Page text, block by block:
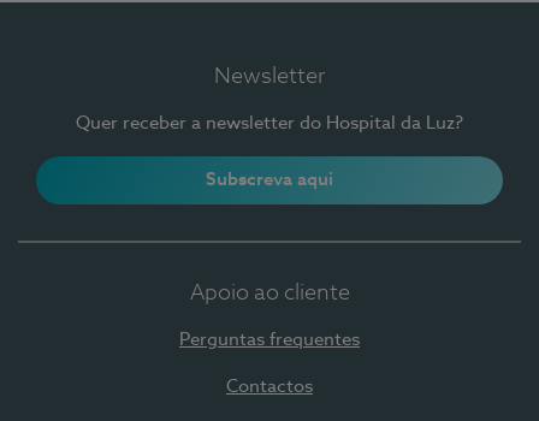
Newsletter
Quer receber a newsletter do Hospital da Luz?
Subscreva aqui
Apoio ao cliente
Perguntas frequentes
Contactos